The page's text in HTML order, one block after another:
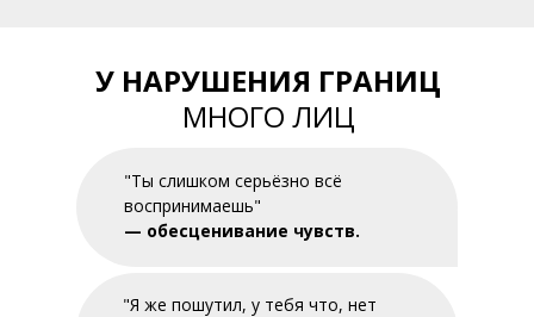
У НАРУШЕНИЯ ГРАНИЦ
МНОГО ЛИЦ
"Ты слишком серьёзно всё
воспринимаешь"
— обесценивание чувств.
"Я же пошутил, у тебя что, нет